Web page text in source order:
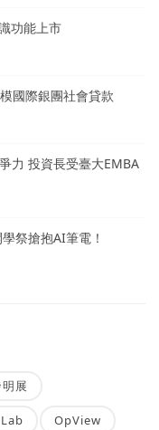
功能上市
國際銀團社會貸款
力 投資長受臺大EMBA
祭搶抱AI筆電！
展
OpView